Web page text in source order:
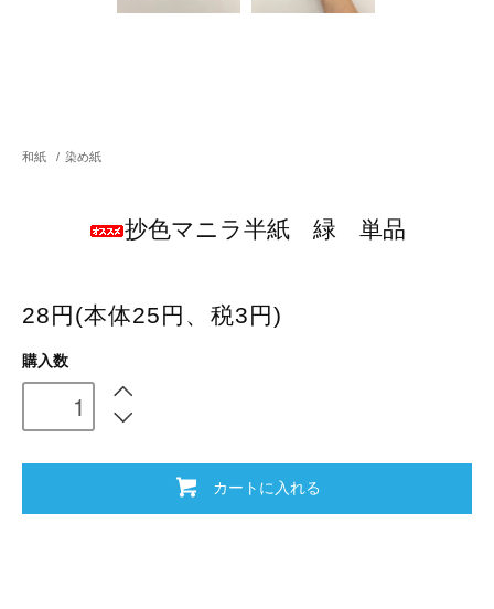
和紙 / 染め紙
抄色マニラ半紙 緑 単品
28円(本体25円、税3円)
購入数
カートに入れる